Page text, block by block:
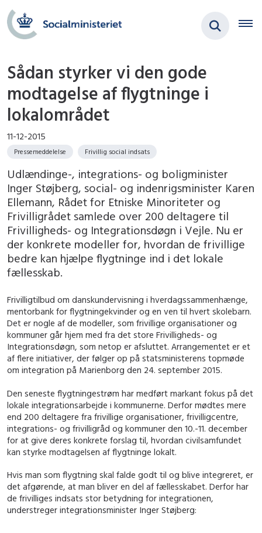
Sådan styrker vi den gode
modtagelse af flygtninge i
lokalområdet
11-12-2015
Pressemeddelelse Frivillig social indsats
Udlændinge-, integrations- og boligminister
Inger Støjberg, social- og indenrigsminister Karen
Ellemann, Rådet for Etniske Minoriteter og
Frivilligrådet samlede over 200 deltagere til
Frivilligheds- og Integrationsdøgn i Vejle. Nu er
der konkrete modeller for, hvordan de frivillige
bedre kan hjælpe flygtninge ind i det lokale
fællesskab.
Frivilligtilbud om danskundervisning i hverdagssammenhænge,
mentorbank for flygtningekvinder og en ven til hvert skolebarn.
Det er nogle af de modeller, som frivillige organisationer og
kommuner går hjem med fra det store Frivilligheds- og
Integrationsdøgn, som netop er afsluttet. Arrangementet er et
af flere initiativer, der følger op på statsministerens topmøde
om integration på Marienborg den 24. september 2015.
Den seneste flygtningestrøm har medført markant fokus på det
lokale integrationsarbejde i kommunerne. Derfor mødtes mere
end 200 deltagere fra frivillige organisationer, frivilligcentre,
integrations- og frivilligråd og kommuner den 10.-11. december
for at give deres konkrete forslag til, hvordan civilsamfundet
kan styrke modtagelsen af flygtninge lokalt.
Hvis man som flygtning skal falde godt til og blive integreret, er
det afgørende, at man bliver en del af fællesskabet. Derfor har
de frivilliges indsats stor betydning for integrationen,
understreger integrationsminister Inger Støjberg: